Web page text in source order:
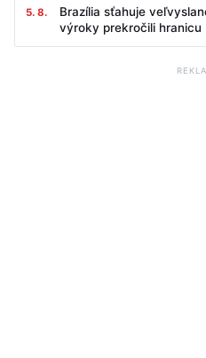
5. 8.
Brazília sťahuje
výroky prekročili hranicu